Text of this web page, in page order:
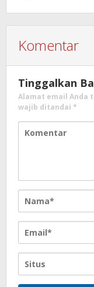
Komentar
Tinggalkan
Alamat email Anda
wajib ditandai *